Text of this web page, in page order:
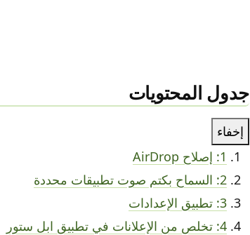
جدول المحتويات
إخفاء
1: إصلاح AirDrop
2: السماح بكتم صوت تطبيقات محددة
3: تطبيق الإعدادات
4: تخلص من الإعلانات في تطبيق ابل ستور